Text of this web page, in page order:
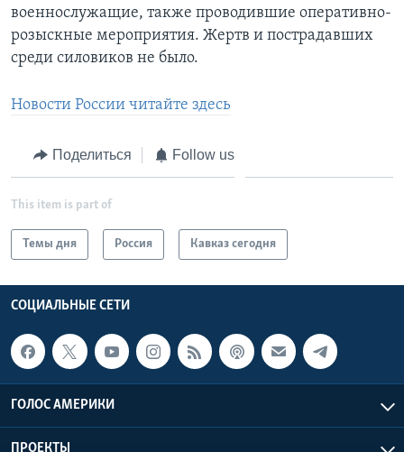
военнослужащие, также проводившие оперативно-
розыскные мероприятия. Жертв и пострадавших
среди силовиков не было.
Новости России читайте здесь
Поделиться Follow us
This item is part of
Темы дня Россия Кавказ сегодня
СОЦИАЛЬНЫЕ СЕТИ
ГОЛОС АМЕРИКИ
ПРОЕКТЫ